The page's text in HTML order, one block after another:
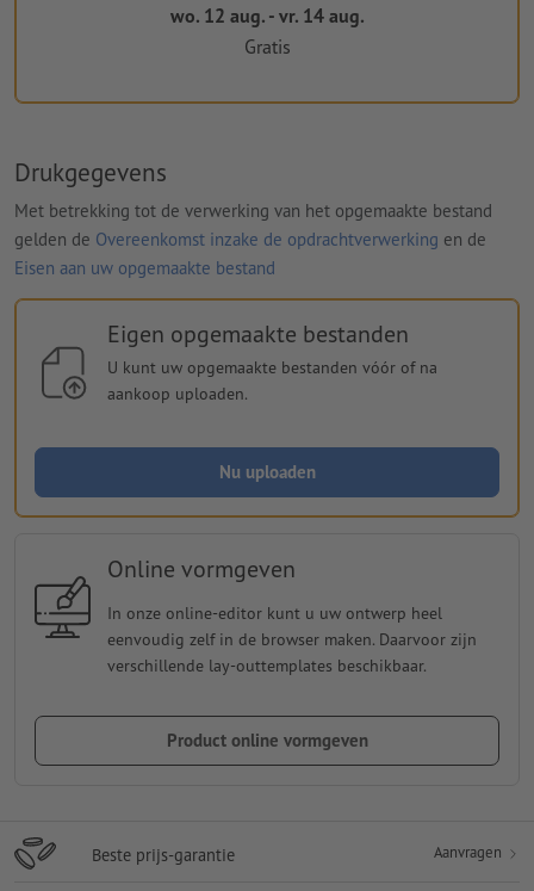
wo. 12 aug. - vr. 14 aug.
Gratis
Drukgegevens
Met betrekking tot de verwerking van het opgemaakte bestand
gelden de Overeenkomst inzake de opdrachtverwerking en de
Eisen aan uw opgemaakte bestand
Eigen opgemaakte bestanden
U kunt uw opgemaakte bestanden vóór of na
aankoop uploaden.
Nu uploaden
Online vormgeven
In onze online-editor kunt u uw ontwerp heel
eenvoudig zelf in de browser maken. Daarvoor zijn
verschillende lay-outtemplates beschikbaar.
Product online vormgeven
Beste prijs-garantie Aanvragen